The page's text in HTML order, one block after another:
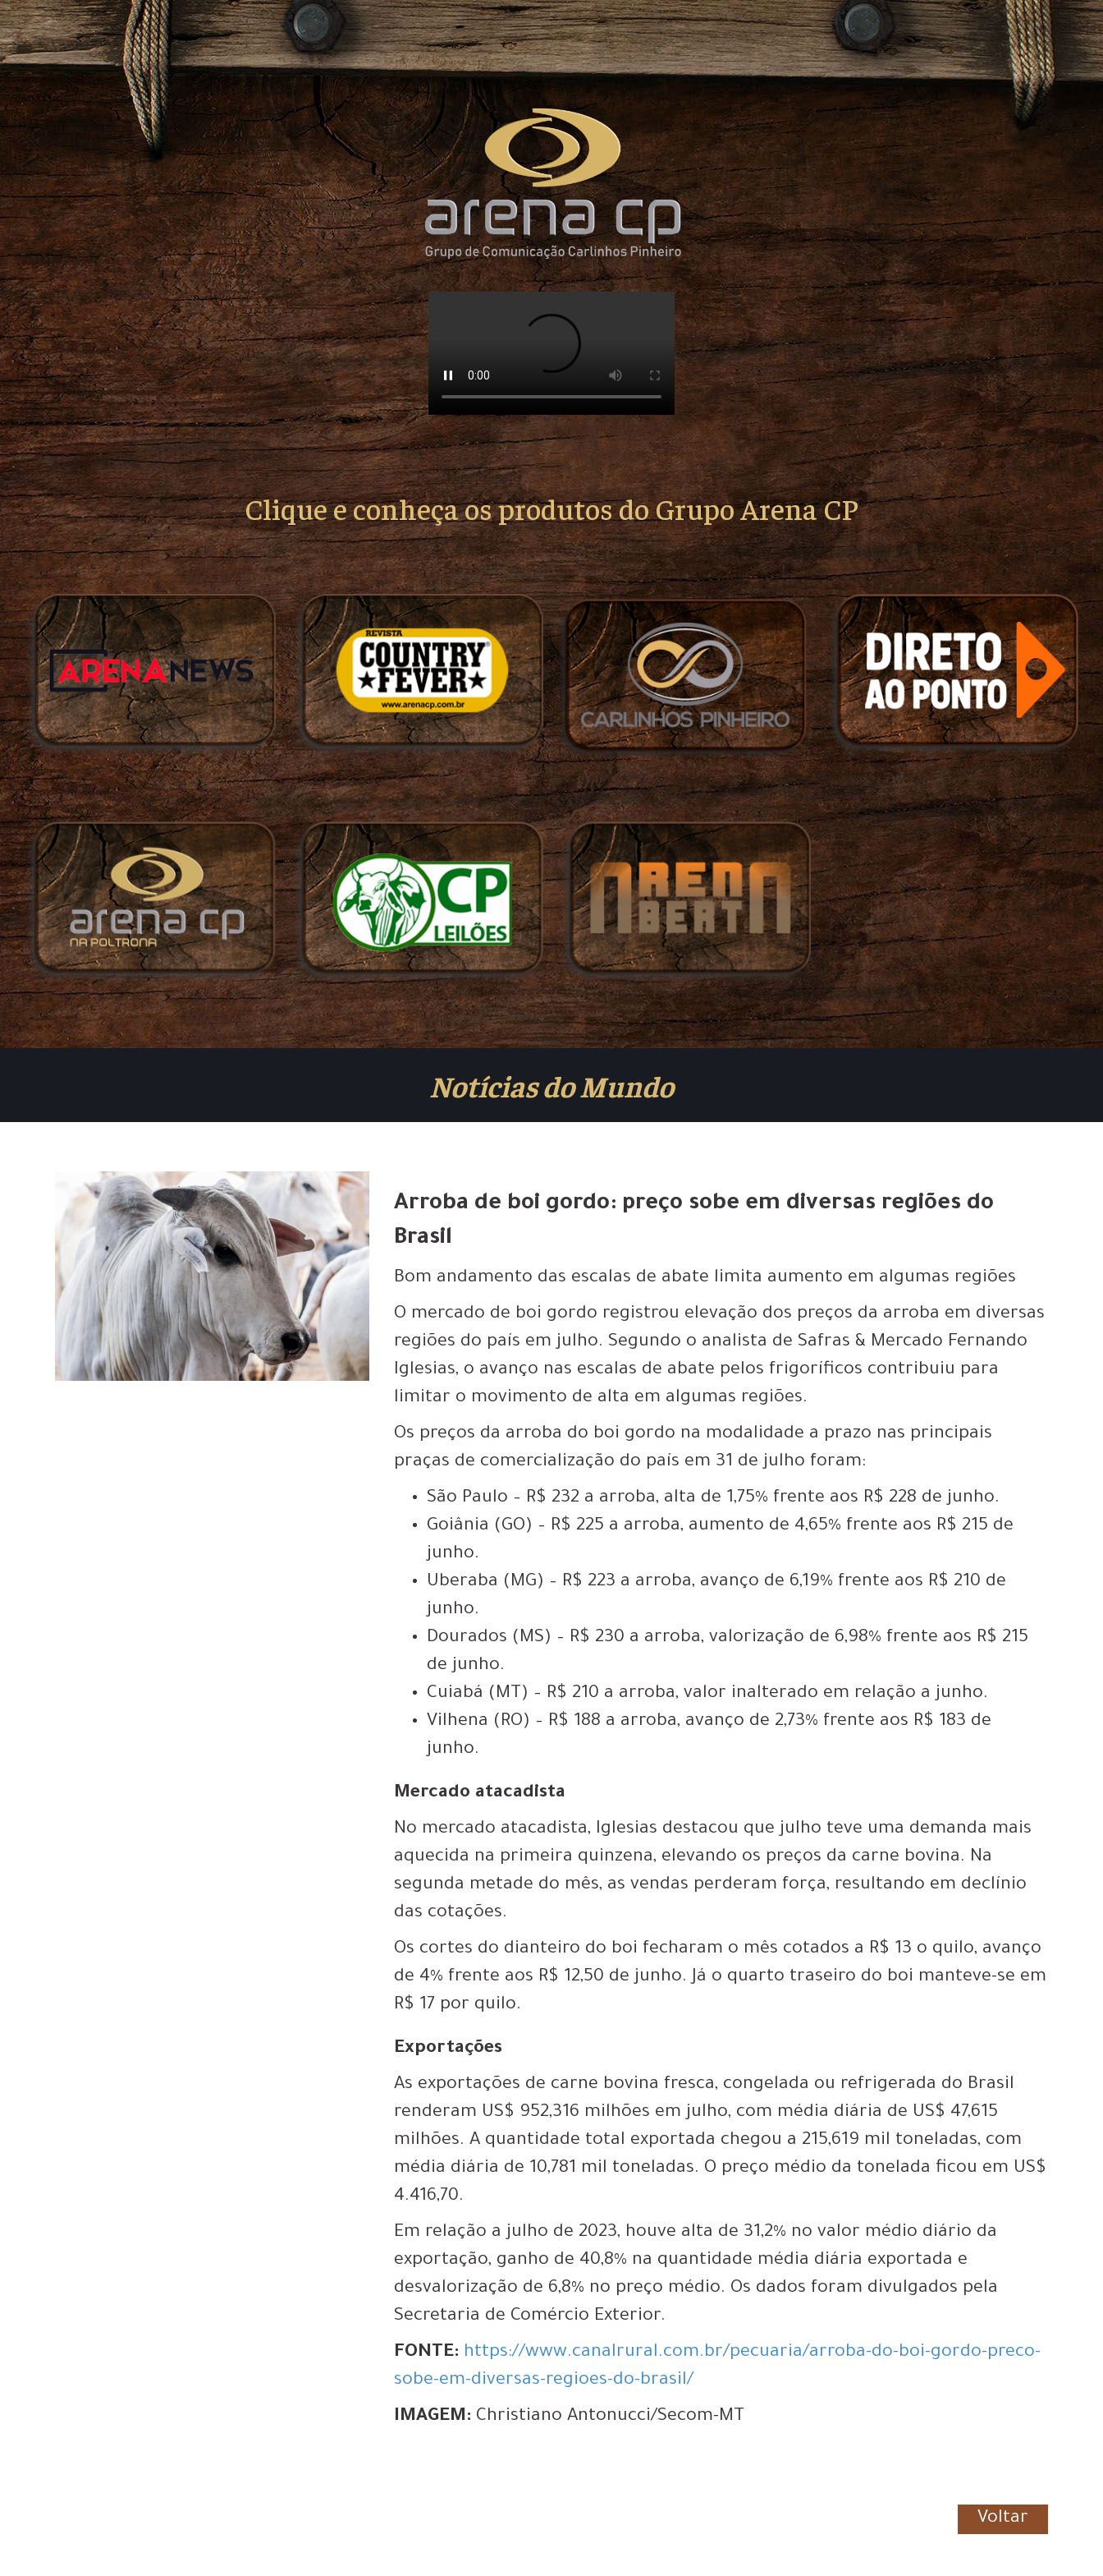
Clique e conheça os produtos do Grupo Arena CP
Notícias do Mundo
Arroba de boi gordo: preço sobe em diversas regiões do
Brasil
Bom andamento das escalas de abate limita aumento em algumas regiões
O mercado de boi gordo registrou elevação dos preços da arroba em diversas
regiões do país em julho. Segundo o analista de Safras & Mercado Fernando
Iglesias, o avanço nas escalas de abate pelos frigoríficos contribuiu para
limitar o movimento de alta em algumas regiões.
Os preços da arroba do boi gordo na modalidade a prazo nas principais
praças de comercialização do país em 31 de julho foram:
São Paulo – R$ 232 a arroba, alta de 1,75% frente aos R$ 228 de junho.
Goiânia (GO) – R$ 225 a arroba, aumento de 4,65% frente aos R$ 215 de
junho.
Uberaba (MG) – R$ 223 a arroba, avanço de 6,19% frente aos R$ 210 de
junho.
Dourados (MS) – R$ 230 a arroba, valorização de 6,98% frente aos R$ 215
de junho.
Cuiabá (MT) – R$ 210 a arroba, valor inalterado em relação a junho.
Vilhena (RO) – R$ 188 a arroba, avanço de 2,73% frente aos R$ 183 de
junho.
Mercado atacadista
No mercado atacadista, Iglesias destacou que julho teve uma demanda mais
aquecida na primeira quinzena, elevando os preços da carne bovina. Na
segunda metade do mês, as vendas perderam força, resultando em declínio
das cotações.
Os cortes do dianteiro do boi fecharam o mês cotados a R$ 13 o quilo, avanço
de 4% frente aos R$ 12,50 de junho. Já o quarto traseiro do boi manteve-se em
R$ 17 por quilo.
Exportações
As exportações de carne bovina fresca, congelada ou refrigerada do Brasil
renderam US$ 952,316 milhões em julho, com média diária de US$ 47,615
milhões. A quantidade total exportada chegou a 215,619 mil toneladas, com
média diária de 10,781 mil toneladas. O preço médio da tonelada ficou em US$
4.416,70.
Em relação a julho de 2023, houve alta de 31,2% no valor médio diário da
exportação, ganho de 40,8% na quantidade média diária exportada e
desvalorização de 6,8% no preço médio. Os dados foram divulgados pela
Secretaria de Comércio Exterior.
FONTE: https://www.canalrural.com.br/pecuaria/arroba-do-boi-gordo-preco-
sobe-em-diversas-regioes-do-brasil/
IMAGEM: Christiano Antonucci/Secom-MT
Voltar